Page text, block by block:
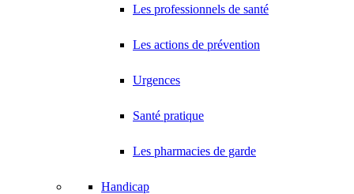
Les professionnels de santé
Les actions de prévention
Urgences
Santé pratique
Les pharmacies de garde
Handicap